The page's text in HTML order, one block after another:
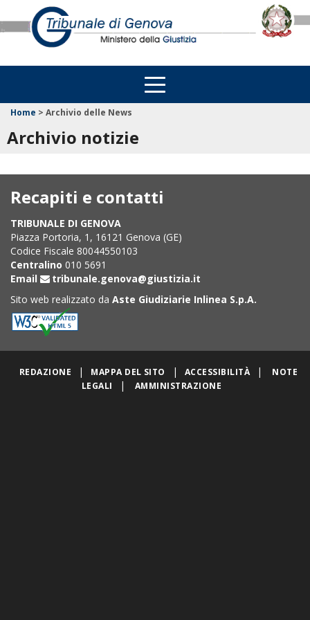
Home > Archivio delle News
Archivio notizie
Recapiti e contatti
TRIBUNALE DI GENOVA
Piazza Portoria, 1, 16121 Genova (GE)
Codice Fiscale 80044550103
Centralino 010 5691
Email
tribunale.genova@giustizia.it
Sito web realizzato da Aste Giudiziarie Inlinea S.p.A.
REDAZIONE | MAPPA DEL SITO | ACCESSIBILITÀ |
NOTE
LEGALI
| AMMINISTRAZIONE